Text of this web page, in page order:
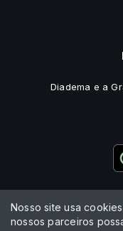
Diadema e a
Nosso site usa
nossos parceiros